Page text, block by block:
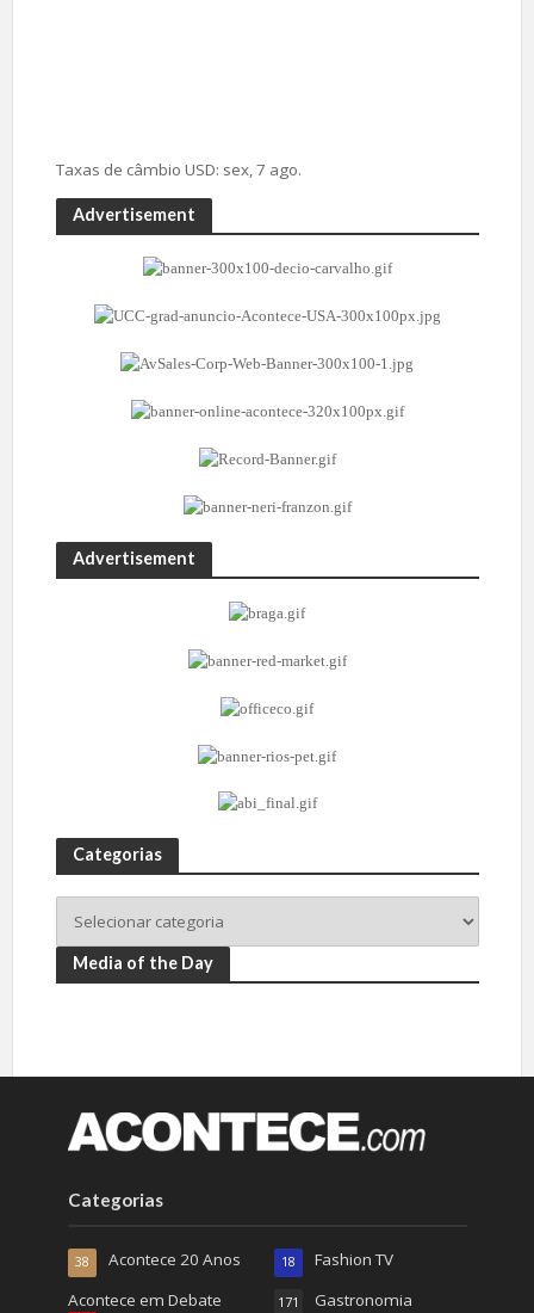
Taxas de câmbio USD: sex, 7 ago.
Advertisement
Advertisement
Categorias
Media of the Day
Categorias
Acontece 20 Anos
38
Acontece em Debate
Fashion TV
18
Gastronomia
171